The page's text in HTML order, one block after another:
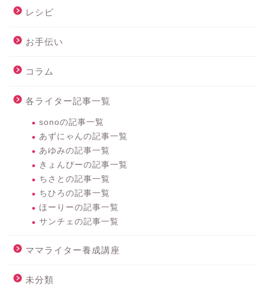
レシピ
お手伝い
コラム
各ライター記事一覧
sonoの記事一覧
あずにゃんの記事一覧
あゆみの記事一覧
きょんぴーの記事一覧
ちさとの記事一覧
ちひろの記事一覧
ほーりーの記事一覧
サンチェの記事一覧
ママライター養成講座
未分類